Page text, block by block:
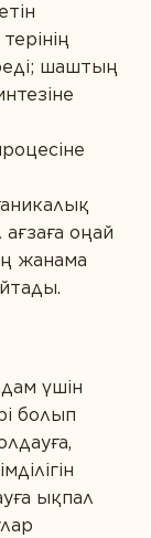
шаштың
оңай
жанама
үшін
болып
ықпал
на
данных.